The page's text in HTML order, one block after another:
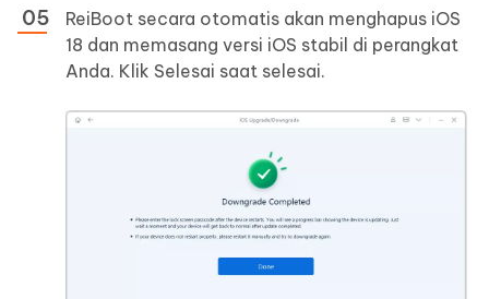
ReiBoot secara otomatis akan menghapus iOS
18 dan memasang versi iOS stabil di perangkat
Anda. Klik Selesai saat selesai.